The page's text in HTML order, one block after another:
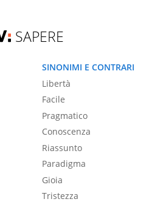
SAPERE
SINONIMI E CONTRARI
Libertà
Facile
Pragmatico
Conoscenza
Riassunto
Paradigma
Gioia
Tristezza